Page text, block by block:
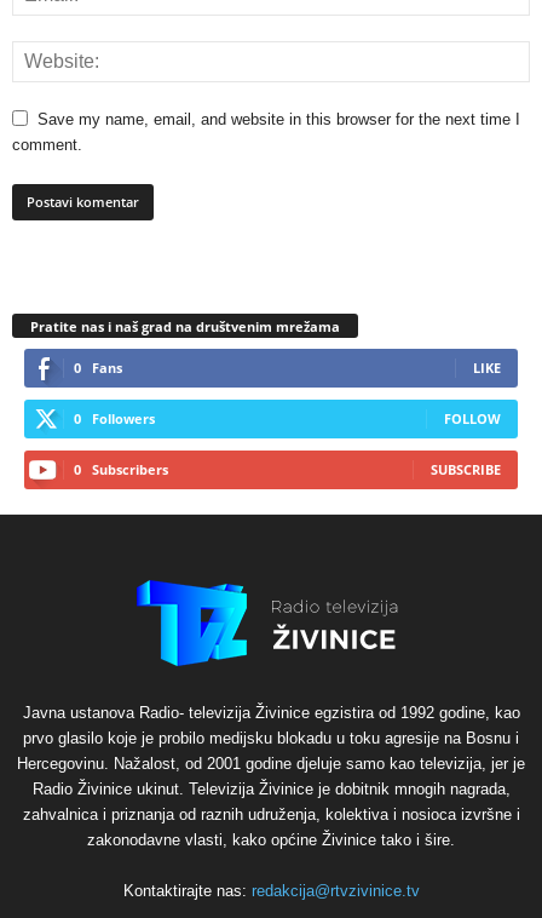
Save my name, email, and website in this browser for the next time I
comment.
Pratite nas i naš grad na društvenim mrežama
0 Fans LIKE
0 Followers FOLLOW
0 Subscribers SUBSCRIBE
Javna ustanova Radio- televizija Živinice egzistira od 1992 godine, kao
prvo glasilo koje je probilo medijsku blokadu u toku agresije na Bosnu i
Hercegovinu. Nažalost, od 2001 godine djeluje samo kao televizija, jer je
Radio Živinice ukinut. Televizija Živinice je dobitnik mnogih nagrada,
zahvalnica i priznanja od raznih udruženja, kolektiva i nosioca izvršne i
zakonodavne vlasti, kako općine Živinice tako i šire.
Kontaktirajte nas: redakcija@rtvzivinice.tv